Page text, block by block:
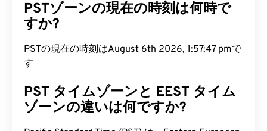
PSTゾーンの現在の時刻は何時で
すか?
PSTの現在の時刻はAugust 6th 2026, 1:57:48 pmで
す
PST タイムゾーンと EEST タイム
ゾーンの違いは何ですか?